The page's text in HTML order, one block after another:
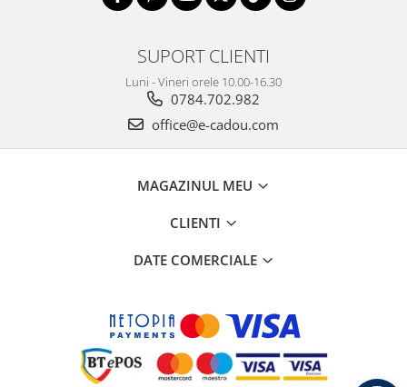
SUPORT CLIENTI
Luni - Vineri orele 10.00-16.30
0784.702.982
office@e-cadou.com
MAGAZINUL MEU
CLIENTI
DATE COMERCIALE